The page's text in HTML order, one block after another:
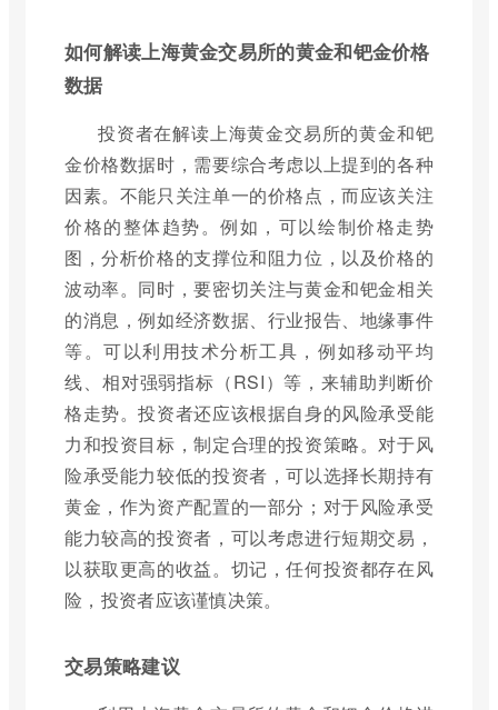
如何解读上海黄金交易所的黄金和钯金价格
数据
投资者在解读上海黄金交易所的黄金和钯
金价格数据时，需要综合考虑以上提到的各种
因素。不能只关注单一的价格点，而应该关注
价格的整体趋势。例如，可以绘制价格走势
图，分析价格的支撑位和阻力位，以及价格的
波动率。同时，要密切关注与黄金和钯金相关
的消息，例如经济数据、行业报告、地缘事件
等。可以利用技术分析工具，例如移动平均
线、相对强弱指标（RSI）等，来辅助判断价
格走势。投资者还应该根据自身的风险承受能
力和投资目标，制定合理的投资策略。对于风
险承受能力较低的投资者，可以选择长期持有
黄金，作为资产配置的一部分；对于风险承受
能力较高的投资者，可以考虑进行短期交易，
以获取更高的收益。切记，任何投资都存在风
险，投资者应该谨慎决策。
交易策略建议